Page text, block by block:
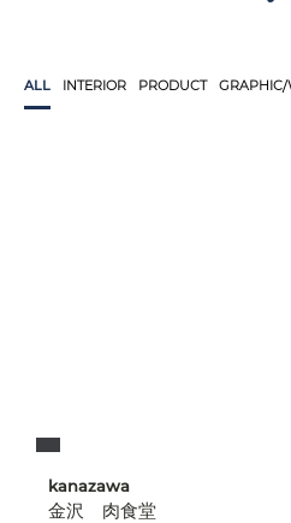
ALL INTERIOR PRODUCT GRAPHIC/
kanazawa
金沢 肉食堂